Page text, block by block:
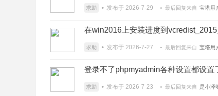
求助 • 发布于 2026-7-29 • 最后回复来自 宝塔用
在win2016上安装进度到
求助 • 发布于 2026-7-27 • 最后回复来自 宝塔用
登录不了phpmyadmin各种设置都设置
求助 • 发布于 2026-7-23 • 最后回复来自 是小泽